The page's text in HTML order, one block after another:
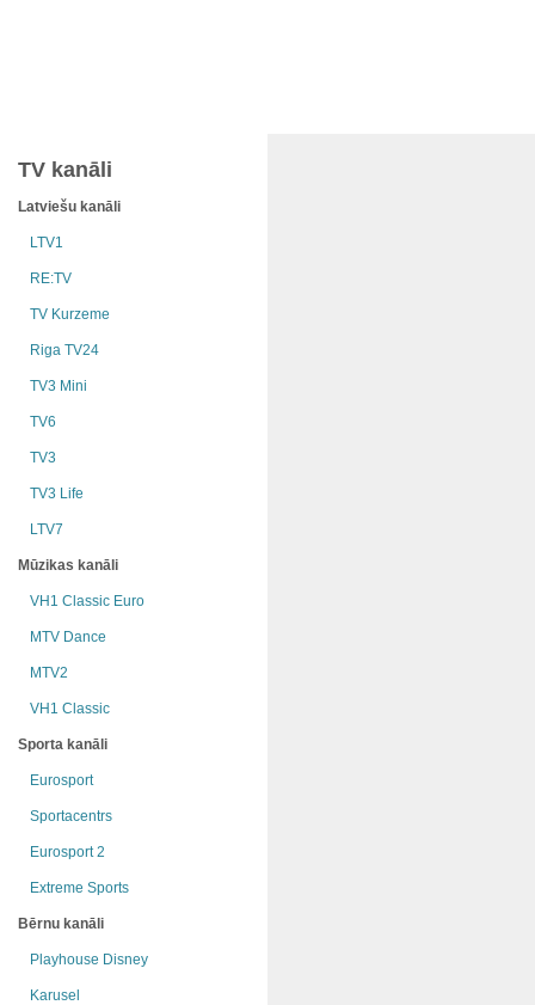
TV kanāli
Latviešu kanāli
LTV1
RE:TV
TV Kurzeme
Riga TV24
TV3 Mini
TV6
TV3
TV3 Life
LTV7
Mūzikas kanāli
VH1 Classic Euro
MTV Dance
MTV2
VH1 Classic
Sporta kanāli
Eurosport
Sportacentrs
Eurosport 2
Extreme Sports
Bērnu kanāli
Playhouse Disney
Karusel